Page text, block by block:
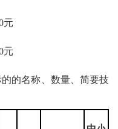
元
元
的名称、数量、简要技